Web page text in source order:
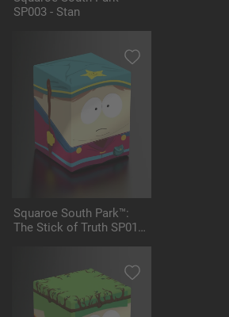
SP003 - Stan
Squaroe South Park™:
The Stick of Truth SP011